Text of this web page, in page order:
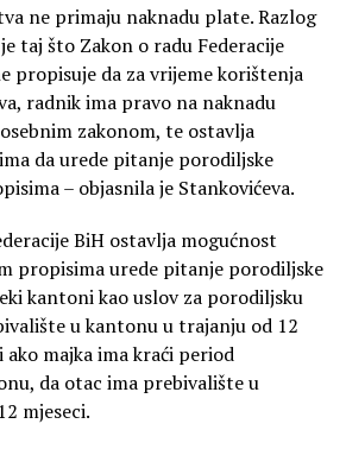
ne primaju naknadu plate. Razlog
taj što Zakon o radu Federacije
propisuje da za vrijeme korištenja
radnik ima pravo na naknadu
zakonom, te ostavlja
da urede pitanje porodiljske
– objasnila je Stankovićeva.
BiH ostavlja mogućnost
propisima urede pitanje porodiljske
kantoni kao uslov za porodiljsku
u kantonu u trajanju od 12
ako majka ima kraći period
da otac ima prebivalište u
mjeseci.